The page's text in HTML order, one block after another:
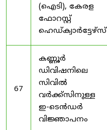
(ഐടി), കേരള
ഫോറസ്റ്റ്
ഹെഡ്ക്വാർട്ടേഴ്സ്
67
കണ്ണൂർ
ഡിവിഷനിലെ
സിവിൽ
വർക്ക്സിനുള്ള
ഇ-ടെൻഡർ
വിജ്ഞാപനം